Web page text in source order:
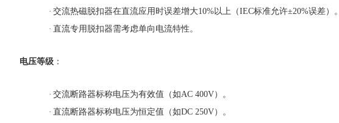
· 交流热磁脱扣器在直流应用时误差增大10%以上（IEC标准允许±20%误差）。
· 直流专用脱扣器需考虑单向电流特性。
电压等级 ：
· 交流断路器标称电压为有效值（如AC 400V）。
· 直流断路器标称电压为恒定值（如DC 250V）。